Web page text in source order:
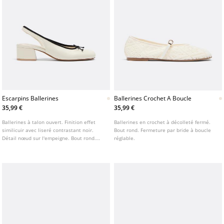
Escarpins Ballerines
35,99 €
Ballerines à talon ouvert. Finition effet
similicuir avec liseré contrastant noir.
Détail nœud sur l'empeigne. Bout rond.
Ballerines Crochet A Boucle
35,99 €
Ballerines en crochet à décolleté fermé.
Bout rond. Fermeture par bride à boucle
réglable.